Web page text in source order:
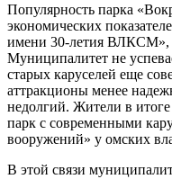
Популярность парка
экономических
имени 30-летия ВЛКСМ»,
Муниципалитет не
старых каруселей еще
аттракционы менее
недолгий. Жители в итоге
парк с современными
вооружений» у омских
В этой связи